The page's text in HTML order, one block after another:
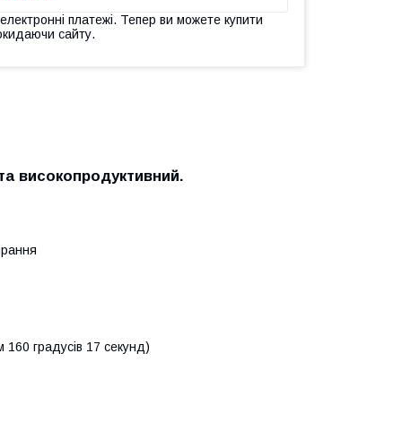
платежі. Тепер ви можете купити
сайту.
високопродуктивний.
160 градусів 17 секунд)